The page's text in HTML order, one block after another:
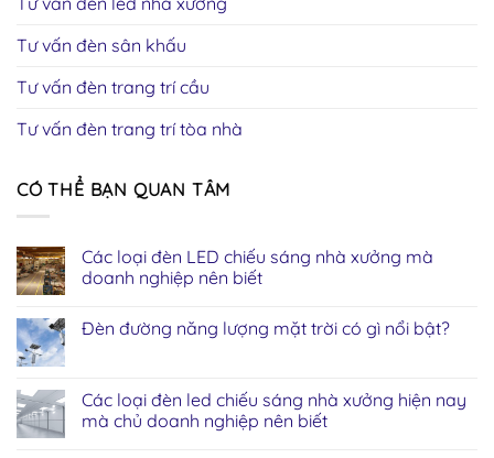
Tư vấn đèn sân khấu
Tư vấn đèn trang trí cầu
Tư vấn đèn trang trí tòa nhà
CÓ THỂ BẠN QUAN TÂM
Các loại đèn LED chiếu sáng nhà xưởng mà
doanh nghiệp nên biết
Đèn đường năng lượng mặt trời có gì nổi bật?
Các loại đèn led chiếu sáng nhà xưởng hiện nay
mà chủ doanh nghiệp nên biết